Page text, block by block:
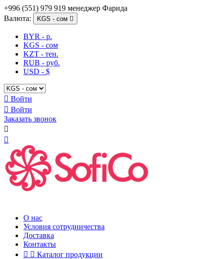
+996 (551) 979 919 менеджер Фарида
Валюта:
KGS - сом 
BYR - р.
KGS - сом
KZT - тен.
RUB - руб.
USD - $
 Войти
 Войти
Заказать звонок


О нас
Условия сотрудничества
Доставка
Контакты
  Каталог продукции